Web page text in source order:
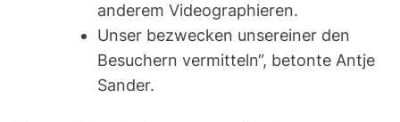
anderem Videographieren.
Unser bezwecken unsereiner den
Besuchern vermitteln“, betonte Antje
Sander.